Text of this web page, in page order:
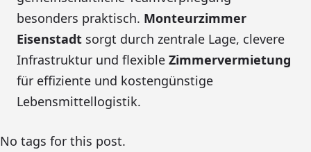
besonders praktisch. Monteurzimmer
Eisenstadt sorgt durch zentrale Lage, clevere
Infrastruktur und flexible Zimmervermietung
für effiziente und kostengünstige
Lebensmittellogistik.
No tags for this post.